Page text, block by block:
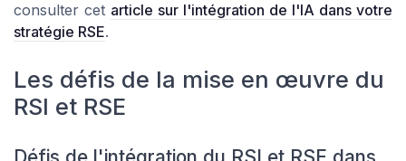
consulter cet article sur l'intégration de l'IA dans votre
stratégie RSE.
Les défis de la mise en œuvre du
RSI et RSE